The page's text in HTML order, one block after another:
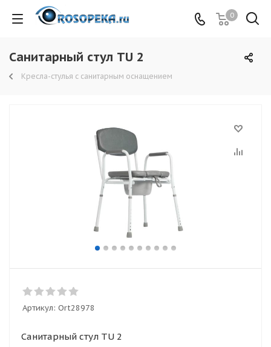
0
Санитарный стул TU 2
Кресла-стулья с санитарным оснащением
Артикул: Ort28978
Санитарный стул TU 2